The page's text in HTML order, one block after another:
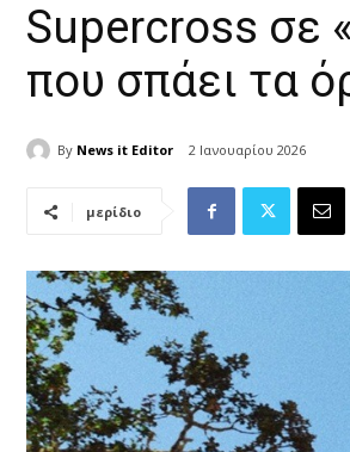
Supercross σε
που σπάει τα
By News it Editor 2 Ιανουαρίου 2026
μερίδιο